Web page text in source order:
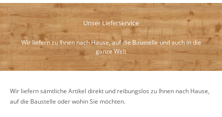
Unser Lieferservice
Wir liefern zu Ihnen nach Hause, auf die Baustelle und auch in die
ganze Welt
Wir liefern sämtliche Artikel direkt und reibungslos zu Ihnen nach Hause,
auf die Baustelle oder wohin Sie möchten.